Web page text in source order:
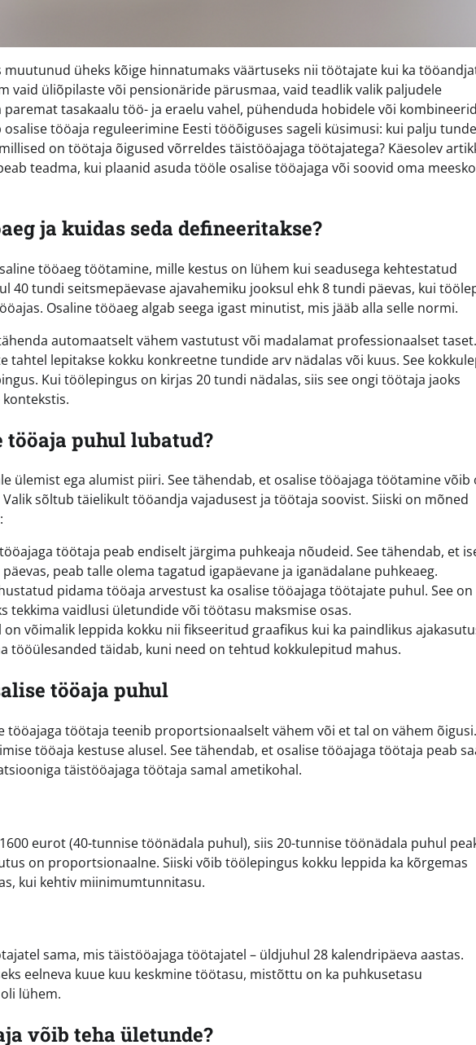
üheks kõige hinnatumaks väärtuseks nii töötajate kui ka
vaid üliõpilaste või pensionäride pärusmaa, vaid teadlik valik paljudele
tasakaalu töö- ja eraelu vahel, pühenduda hobidele või
tööaja reguleerimine Eesti tööõiguses sageli küsimusi: kui palju
on töötaja õigused võrreldes täistööajaga töötajatega? Käesolev
teadma, kui plaanid asuda tööle osalise tööajaga või soovid oma
ja kuidas seda defineeritakse?
tööaeg töötamine, mille kestus on lühem kui seadusega kehtestatud
40 tundi seitsmepäevase ajavahemiku jooksul ehk 8 tundi päevas, kui
Osaline tööaeg algab seega igast minutist, mis jääb alla selle normi.
automaatselt vähem vastutust või madalamat professionaalset
lepitakse kokku konkreetne tundide arv nädalas või kuus. See
Kui töölepingus on kirjas 20 tundi nädalas, siis see ongi töötaja jaoks
puhul lubatud?
ülemist ega alumist piiri. See tähendab, et osalise tööajaga töötamine võib
sõltub täielikult tööandja vajadusest ja töötaja soovist. Siiski on mõned
töötaja peab endiselt järgima puhkeaja nõudeid. See tähendab, et
peab talle olema tagatud igapäevane ja iganädalane puhkeaeg.
pidama tööaja arvestust ka osalise tööajaga töötajate puhul. See on
tekkima vaidlusi ületundide või töötasu maksmise osas.
võimalik leppida kokku nii fikseeritud graafikus kui ka paindlikus
tööülesanded täidab, kuni need on tehtud kokkulepitud mahus.
tööaja puhul
tööajaga töötaja teenib proportsionaalselt vähem või et tal on vähem õigusi.
tööaja kestuse alusel. See tähendab, et osalise tööajaga töötaja peab
täistööajaga töötaja samal ametikohal.
eurot (40-tunnise töönädala puhul), siis 20-tunnise töönädala puhul
on proportsionaalne. Siiski võib töölepingus kokku leppida ka kõrgemas
kui kehtiv miinimumtunnitasu.
sama, mis täistööajaga töötajatel – üldjuhul 28 kalendripäeva aastas.
eelneva kuue kuu keskmine töötasu, mistõttu on ka puhkusetasu
lühem.
võib teha ületunde?